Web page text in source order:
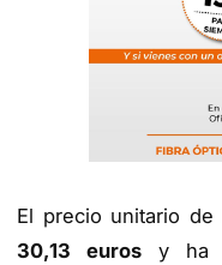
El precio unitario
30,13 euros y ha